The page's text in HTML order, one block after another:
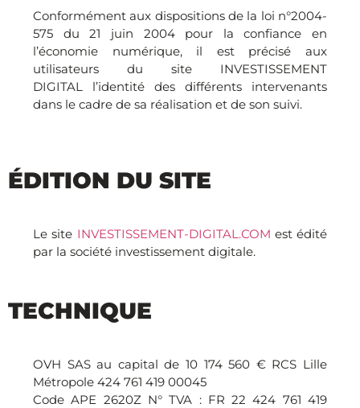
Conformément aux dispositions de la loi n°2004-
575 du 21 juin 2004 pour la confiance en
l’économie numérique, il est précisé aux
utilisateurs du site INVESTISSEMENT
DIGITAL l’identité des différents intervenants
dans le cadre de sa réalisation et de son suivi.
ÉDITION DU SITE
Le site INVESTISSEMENT-DIGITAL.COM est édité
par la société investissement digitale.
TECHNIQUE
OVH SAS au capital de 10 174 560 € RCS Lille
Métropole 424 761 419 00045
Code APE 2620Z N° TVA : FR 22 424 761 419